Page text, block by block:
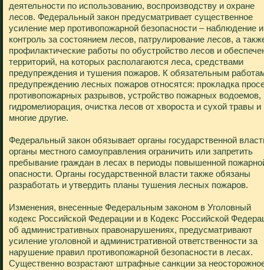
деятельности по использованию, воспроизводству и охране
лесов. Федеральный закон предусматривает существенное
усиление мер противопожарной безопасности – наблюдение и
контроль за состоянием лесов, патрулирование лесов, а
профилактические работы по обустройство лесов и
территорий, на которых располагаются леса, средствами
предупреждения и тушения пожаров. К обязательным
предупреждению лесных пожаров относятся: прокладка
противопожарных разрывов, устройство пожарных водоемов,
гидромелиорация, очистка лесов от хвороста и сухой травы и
многие другие.
Федеральный закон обязывает органы государственной
органы местного самоуправления ограничить или запретить
пребывание граждан в лесах в периоды повышенной
опасности. Органы государственной власти также обязаны
разработать и утвердить планы тушения лесных пожаров.
Изменения, внесенные Федеральным законом в Уголовный
кодекс Российской Федерации и в Кодекс Российской
об административных правонарушениях, предусматривают
усиление уголовной и административной ответственности за
нарушение правил противопожарной безопасности в лесах.
Существенно возрастают штрафные санкции за